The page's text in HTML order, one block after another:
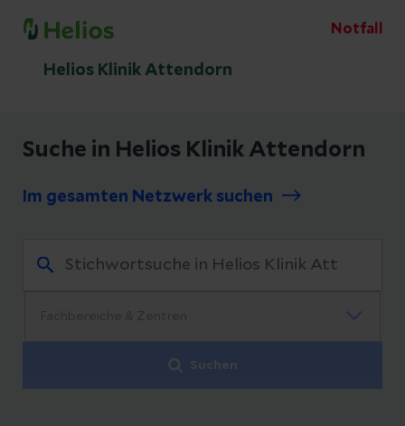
Notfall
Helios Klinik Attendorn
Suche in Helios Klinik Attendorn
Im gesamten Netzwerk suchen
Suchen